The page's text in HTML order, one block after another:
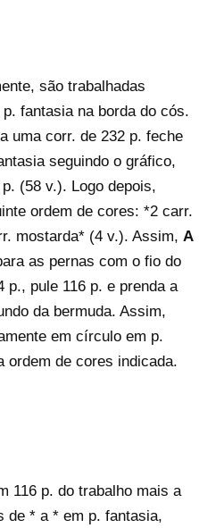
são trabalhadas
fantasia na borda do cós.
uma corr. de 232 p. feche
seguindo o gráfico,
(58 v.). Logo depois,
ordem de cores: *2 carr.
mostarda* (4 v.). Assim, A
as pernas com o fio do
p., pule 116 p. e prenda a
da bermuda. Assim,
em círculo em p.
ordem de cores indicada.
116 p. do trabalho mais a
de * a * em p. fantasia,